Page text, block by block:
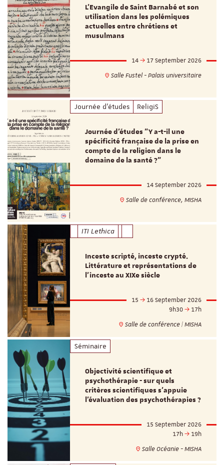
L’Evangile de Saint Barnabé et son
utilisation dans les polémiques
actuelles entre chrétiens et
musulmans
14
17 September 2026
Salle Fustel - Palais universitaire
Journée d'études ReligiS
Journée d’études "Y a-t-il une
spécificité française de la prise en
compte de la religion dans le
domaine de la santé ?"
14 September 2026
Salle de conférence, MISHA
ITI Lethica
Inceste scripté, inceste crypté.
Littérature et représentations de
l’inceste au XIXe siècle
15
16 September 2026
9h30
17h
Salle de conférence | MISHA
Séminaire
Objectivité scientifique et
psychothérapie - sur quels
critères scientifiques s'appuie
l'évaluation des psychothérapies ?
15 September 2026
17h
19h
Salle Océanie - MISHA